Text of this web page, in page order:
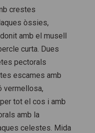
crestes
òssies,
amb el musell
curta. Dues
pectorals
escames amb
vermellosa,
tot el cos i amb
amb la
celestes. Mida